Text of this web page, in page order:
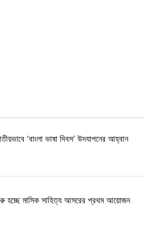
‘বাংলা ভাষা দিবস’ উদযাপনের আহ্বান
হচ্ছে মাসিক সাহিত্য আসরের প্রথম আয়োজন